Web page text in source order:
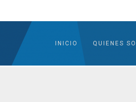
INICIO QUIENES